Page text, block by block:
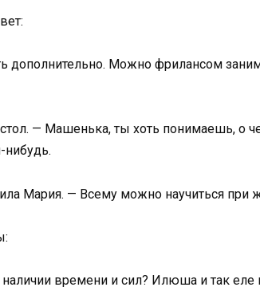
дополнительно. Можно фрилансом
— Машенька, ты хоть понимаешь, о
Мария. — Всему можно научиться при
времени и сил? Илюша и так еле